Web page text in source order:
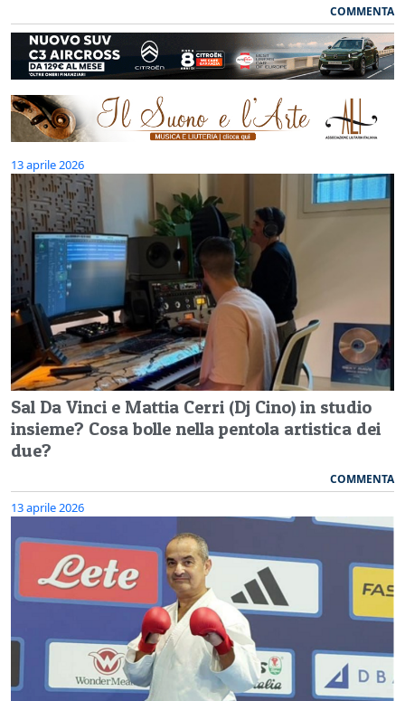
COMMENTA
13 aprile 2026
Sal Da Vinci e Mattia Cerri (Dj Cino) in studio
insieme? Cosa bolle nella pentola artistica dei
due?
COMMENTA
13 aprile 2026